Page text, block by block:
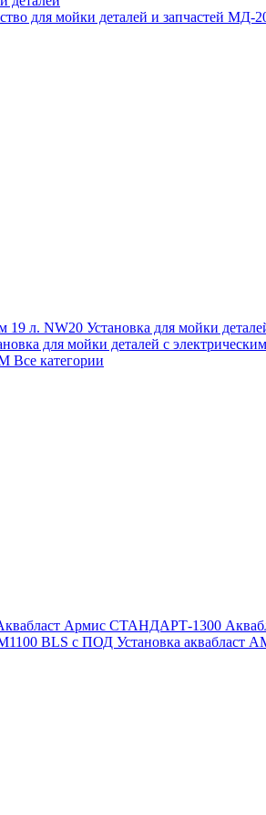
для мойки деталей и запчастей МД-
19 л. NW20 Установка для мойки
для мойки деталей с
Все категории
Армис СТАНДАРТ-1300
BLS с ПОД Установка аквабласт